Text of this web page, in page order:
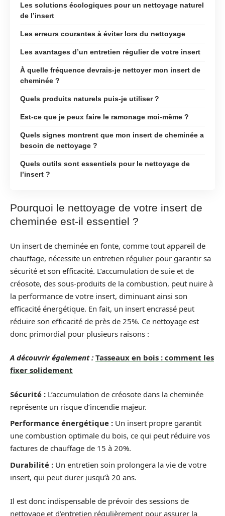
Les solutions écologiques pour un nettoyage naturel
de l’insert
Les erreurs courantes à éviter lors du nettoyage
Les avantages d’un entretien régulier de votre insert
À quelle fréquence devrais-je nettoyer mon insert de
cheminée ?
Quels produits naturels puis-je utiliser ?
Est-ce que je peux faire le ramonage moi-même ?
Quels signes montrent que mon insert de cheminée a
besoin de nettoyage ?
Quels outils sont essentiels pour le nettoyage de
l’insert ?
Pourquoi le nettoyage de votre insert de
cheminée est-il essentiel ?
Un insert de cheminée en fonte, comme tout appareil de
chauffage, nécessite un entretien régulier pour garantir sa
sécurité et son efficacité. L’accumulation de suie et de
créosote, des sous-produits de la combustion, peut nuire à
la performance de votre insert, diminuant ainsi son
efficacité énergétique. En fait, un insert encrassé peut
réduire son efficacité de près de 25%. Ce nettoyage est
donc primordial pour plusieurs raisons :
A découvrir également : Tasseaux en bois : comment les
fixer solidement
Sécurité : L’accumulation de créosote dans la cheminée
représente un risque d’incendie majeur.
Performance énergétique : Un insert propre garantit
une combustion optimale du bois, ce qui peut réduire vos
factures de chauffage de 15 à 20%.
Durabilité : Un entretien soin prolongera la vie de votre
insert, qui peut durer jusqu’à 20 ans.
Il est donc indispensable de prévoir des sessions de
nettoyage et d’entretien régulièrement pour assurer la